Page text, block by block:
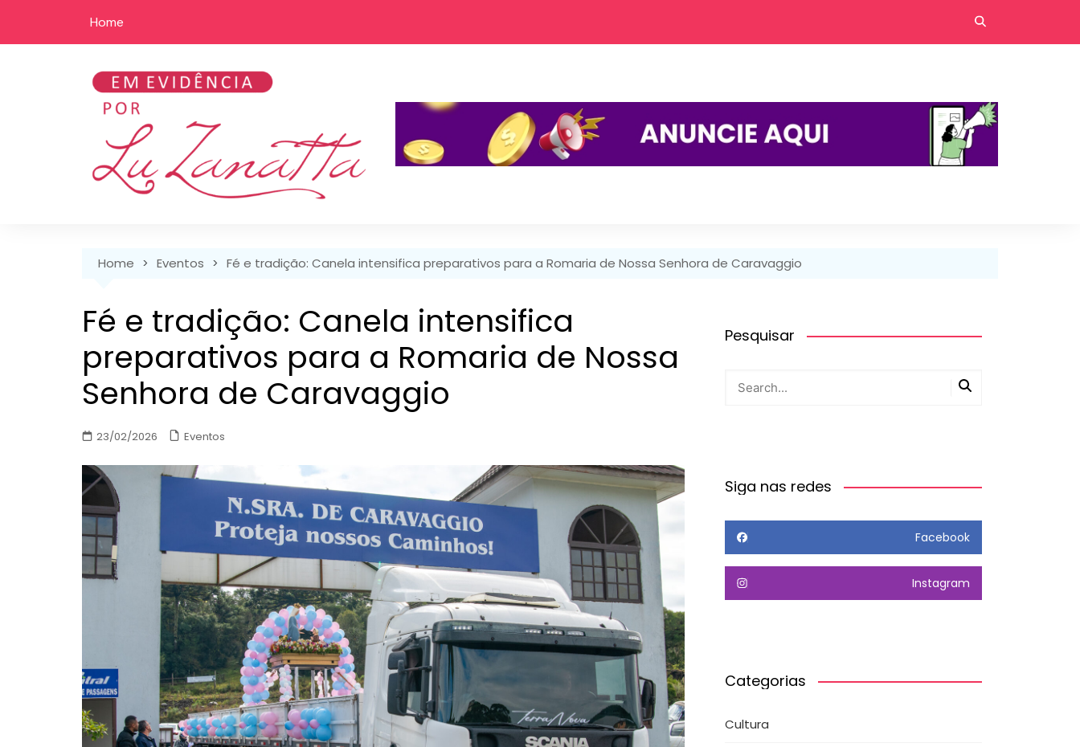
content
Home
Home Eventos Fé e tradição: Canela intensifica preparativos para a Romaria de Nossa Senhora de Caravaggio
Fé e tradição: Canela intensifica
preparativos para a Romaria de Nossa
Senhora de Caravaggio
23/02/2026 Eventos
Pesquisar
Siga nas redes
Facebook
Instagram
Categorias
Cultura